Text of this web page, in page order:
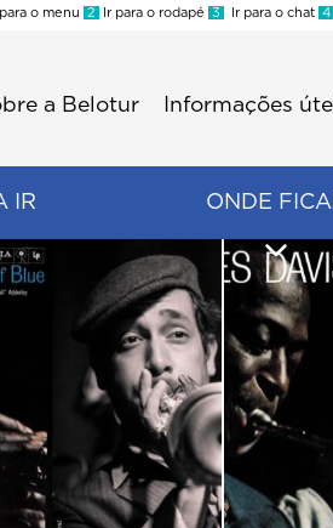
o menu 2 Ir para o rodapé 3 Ir para o chat 4
a Belotur Informações
IR ONDE